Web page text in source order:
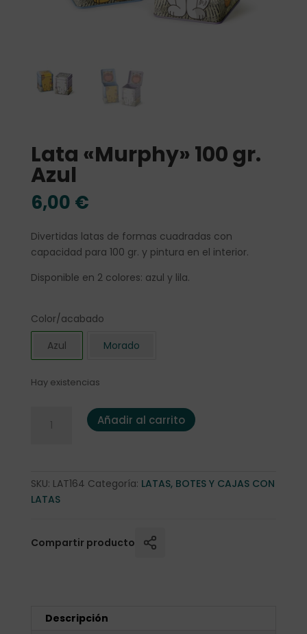
Lata «Murphy» 100 gr.
Azul
6,00 €
Divertidas latas de formas cuadradas con
capacidad para 100 gr. y pintura en el interior.
Disponible en 2 colores: azul y lila.
Color/acabado
Azul
Morado
Hay existencias
Lata "Murphy" 100 gr. Azul cantidad
Añadir al carrito
SKU: LAT164 Categoría: LATAS, BOTES Y CAJAS CON
LATAS
Compartir producto
Descripción